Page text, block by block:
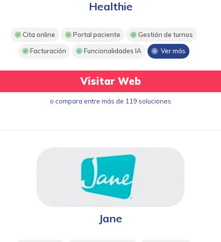
Healthie
Cita online Portal paciente Gestión de turnos
Facturación Funcionalidades IA Ver más
Visitar Web
o compara entre más de 119 soluciones
Jane